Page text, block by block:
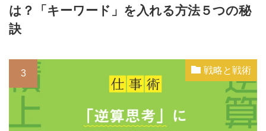
は？「キーワード」を入れる方法５つの秘
訣
戦略と戦術